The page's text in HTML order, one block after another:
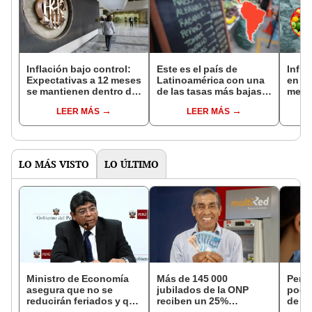
Inflación bajo control:
Expectativas a 12 meses
se mantienen dentro del
LEER MÁS
Este es el país de
Latinoamérica con una
de las tasas más bajas
28 años sin superar el
10%
LEER MÁS
en
LO MÁS VISTO LO ÚLTIMO
Ministro de Economía
asegura que no se
reducirán feriados y que
Más de 145 000
jubilados de la ONP
reciben un 25%
de